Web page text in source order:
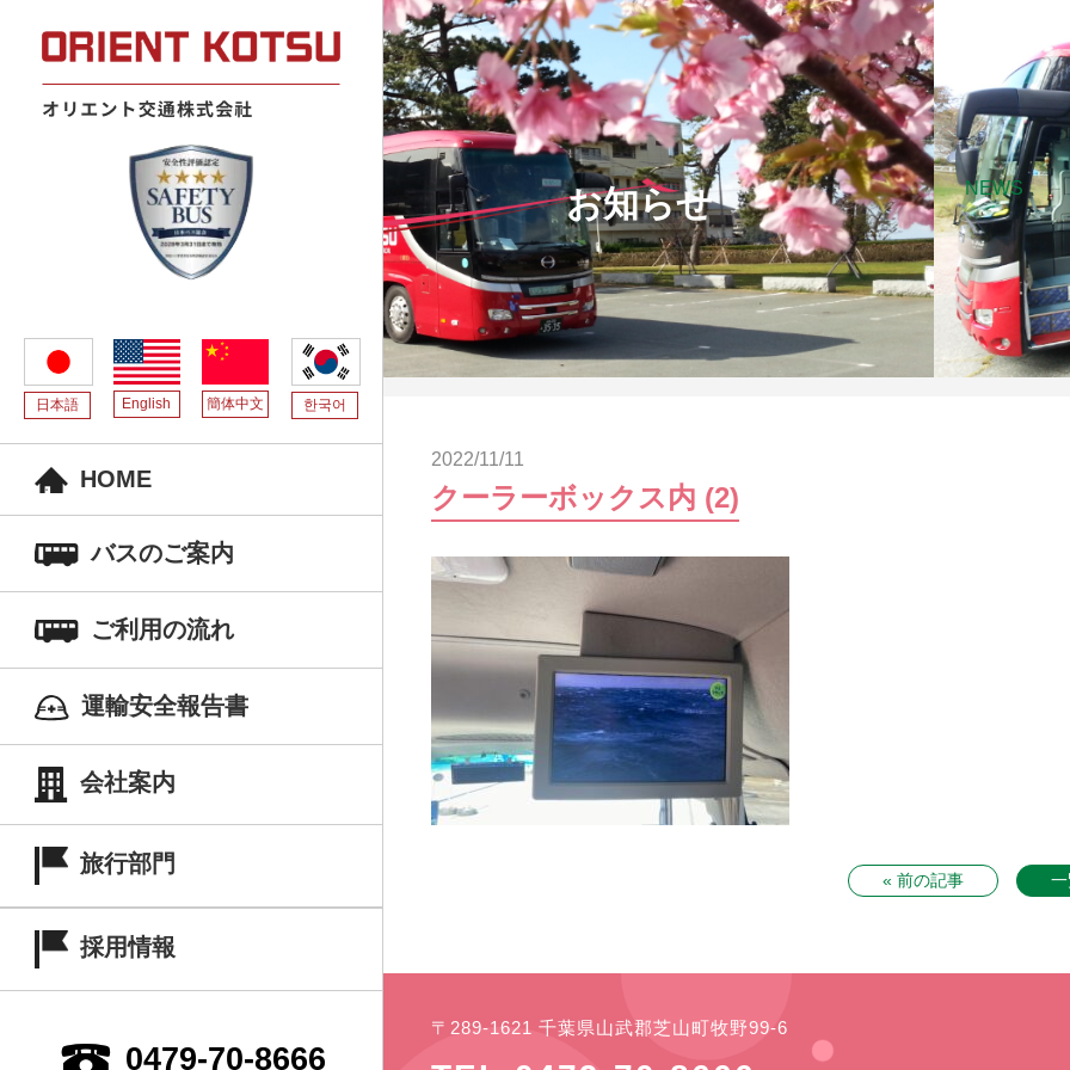
日本語 English 簡体中文 한국어
HOME
バスのご案内
ご利用の流れ
運輸安全報告書
会社案内
旅行部門
採用情報
0479-70-8666
お知らせ NEWS
2022/11/11
クーラーボックス内 (2)
« 前の記事
〒289-1621 千葉県山武郡芝山町牧野99-6